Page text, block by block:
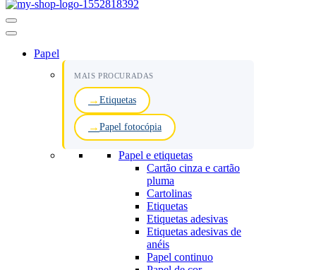
Menu
de
Papel
MAIS PROCURADAS
Etiquetas
Papel fotocópia
Papel e etiquetas
Cartão cinza e cartão
pluma
Cartolinas
Etiquetas
Etiquetas adesivas
Etiquetas adesivas de
anéis
Papel continuo